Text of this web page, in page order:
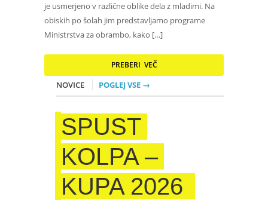
je usmerjeno v različne oblike dela z mladimi. Na
obiskih po šolah jim predstavljamo programe
Ministrstva za obrambo, kako […]
PREBERI VEČ
NOVICE POGLEJ VSE →
SPUST
KOLPA –
KUPA 2026